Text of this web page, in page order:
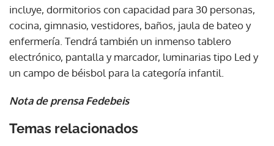
incluye, dormitorios con capacidad para 30 personas,
cocina, gimnasio, vestidores, baños, jaula de bateo y
enfermería. Tendrá también un inmenso tablero
electrónico, pantalla y marcador, luminarias tipo Led y
un campo de béisbol para la categoría infantil.
Nota de prensa Fedebeis
Temas relacionados